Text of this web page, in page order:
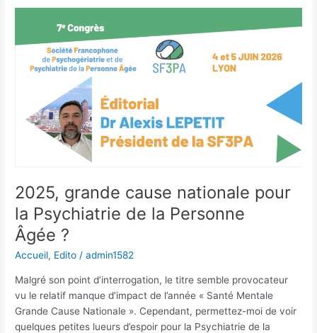
sessions
2025, grande cause nationale pour
la Psychiatrie de la Personne
Âgée ?
Accueil, Edito /admin1582
Malgré son point d’interrogation, le titre semble provocateur
vu le relatif manque d’impact de l’année « Santé Mentale
Grande Cause Nationale ». Cependant, permettez-moi de voir
quelques petites lueurs d’espoir pour la Psychiatrie de la